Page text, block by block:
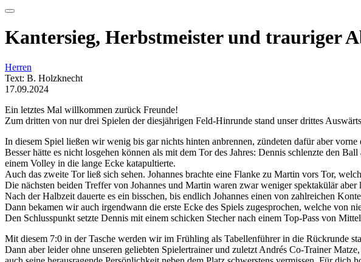
Kantersieg, Herbstmeister und trauriger
Herren
Text: B. Holzknecht
17.09.2024
Ein letztes Mal willkommen zurück Freunde!
Zum dritten von nur drei Spielen der diesjährigen Feld-Hinrunde stand unser drittes
In diesem Spiel ließen wir wenig bis gar nichts hinten anbrennen, zündeten dafür aber vorne
Besser hätte es nicht losgehen können als mit dem Tor des Jahres: Dennis schlenzte den
einem Volley in die lange Ecke katapultierte.
Auch das zweite Tor ließ sich sehen. Johannes brachte eine Flanke zu Martin vors Tor,
Die nächsten beiden Treffer von Johannes und Martin waren zwar weniger spektakülär aber
Nach der Halbzeit dauerte es ein bisschen, bis endlich Johannes einen von zahlreichen
Dann bekamen wir auch irgendwann die erste Ecke des Spiels zugesprochen, welche von
Den Schlusspunkt setzte Dennis mit einem schicken Stecher nach einem Top-Pass von
Mit diesem 7:0 in der Tasche werden wir im Frühling als Tabellenführer in die Rückrunde
Dann aber leider ohne unseren geliebten Spielertrainer und zuletzt Andrés Co-Trainer